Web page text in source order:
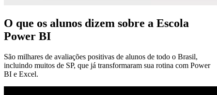
O que os alunos dizem sobre a Escola
Power BI
São milhares de avaliações positivas de alunos de todo o Brasil,
incluindo muitos de SP, que já transformaram sua rotina com Power
BI e Excel.